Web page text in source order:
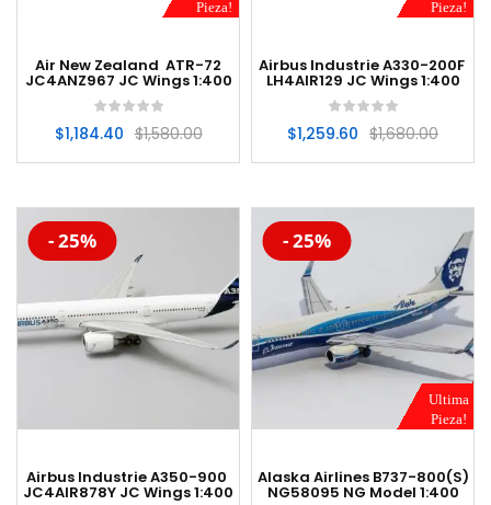
Pieza!
Air New Zealand ATR-72
JC4ANZ967 JC Wings 1:400
$1,580.00
$1,184.40
Pieza!
Airbus Industrie A330-200F
LH4AIR129 JC Wings 1:400
$1,680.00
$1,259.60
-20%
- 25%
Airbus Industrie A350-900
JC4AIR878Y JC Wings 1:400
-20%
Ultima
Pieza!
- 25%
Alaska Airlines B737-800(S)
NG58095 NG Model 1:400